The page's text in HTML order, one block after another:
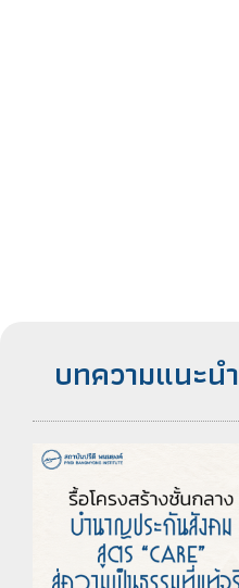
บทความแนะนำ